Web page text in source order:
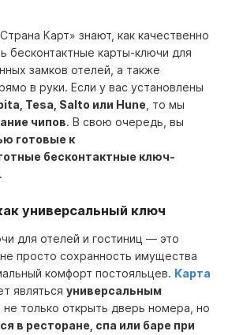
Карт» знают, как качественно
бесконтактные карты-ключи для
замков отелей, а также
в руки. Если у вас установлены
Tesa, Salto или Hune , то мы
чипов. В свою очередь, вы
готовые к
бесконтактные ключ-
.
универсальный ключ
для отелей и гостиниц — это
просто сохранность имущества
комфорт постояльцев. Карта
являться универсальным
только открыть дверь номера, но
в ресторане, спа или баре при